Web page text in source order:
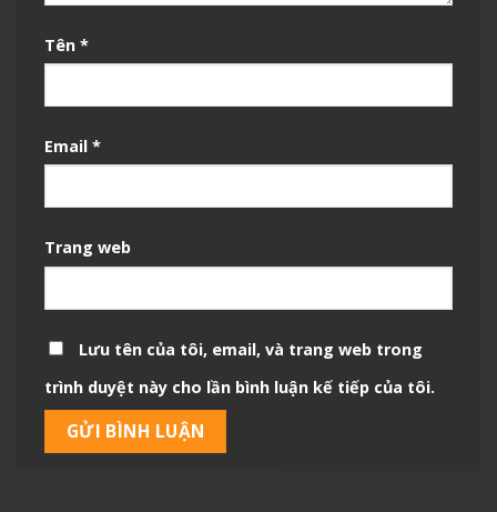
Tên *
Email *
Trang web
Lưu tên của tôi, email, và trang web trong
trình duyệt này cho lần bình luận kế tiếp của tôi.